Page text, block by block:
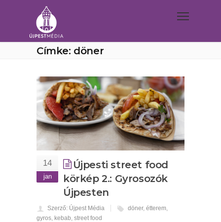
Címke: döner
14
jan
Újpesti street food
körkép 2.: Gyrosozók
Újpesten
Szerző: Újpest Média döner, étterem,
gyros, kebab, street food